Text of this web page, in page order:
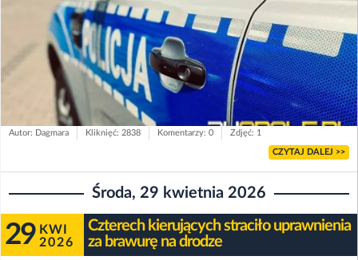
Autor: Dagmara Kliknięć: 2838 Komentarzy: 0 Zdjęć: 1
CZYTAJ DALEJ >>
Środa, 29 kwietnia 2026
29 KWI
2026
Czterech kierujących straciło uprawnienia
za brawurę na drodze